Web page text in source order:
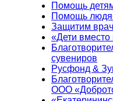
Помощь
Помощь
Защитим
«Дети вместо
сувениров
Русфонд &
ООО